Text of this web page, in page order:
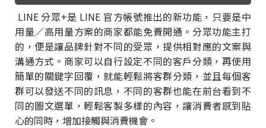
LINE 分眾+是 LINE 官方帳號推出的新功能，只要是中
用量／高用量方案的商家都能免費開通。分眾功能主打
的，便是讓品牌針對不同的受眾，提供相對應的文案與
溝通方式。商家可以自行設定不同的客戶分類，再使用
簡單的關鍵字回覆，就能輕鬆將客群分類，並且每個客
群可以發送不同的訊息，不同的客群也能在前台看到不
同的圖文選單，輕鬆客製多樣的內容，讓消費者感到貼
心的同時，增加接觸與消費機會。